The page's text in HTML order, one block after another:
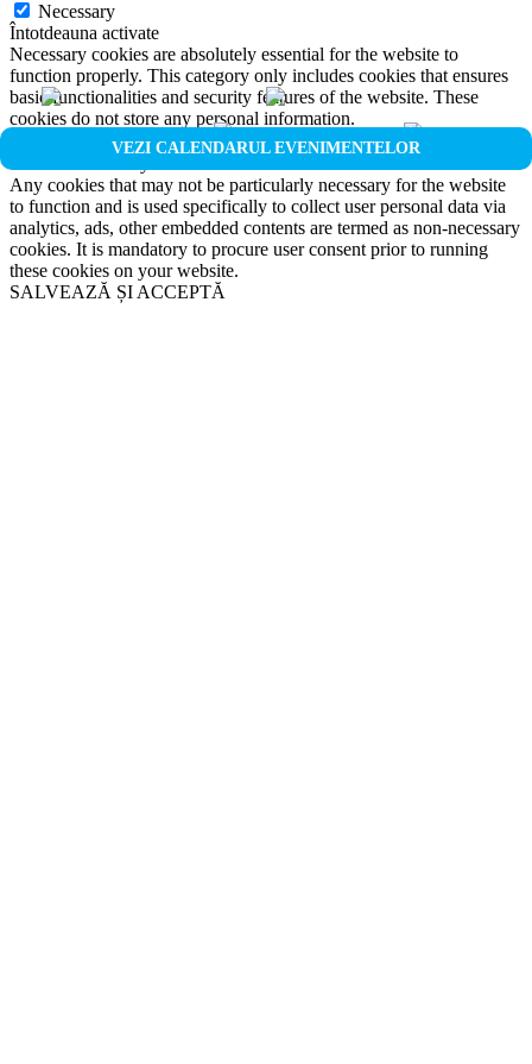
VEZI CALENDARUL EVENIMENTELOR
Necessary
Întotdeauna activate
Necessary cookies are absolutely essential for the website to
function properly. This category only includes cookies that ensures
basic functionalities and security features of the website. These
cookies do not store any personal information.
Non-necessary
Any cookies that may not be particularly necessary for the website
to function and is used specifically to collect user personal data via
analytics, ads, other embedded contents are termed as non-necessary
cookies. It is mandatory to procure user consent prior to running
these cookies on your website.
SALVEAZĂ ȘI ACCEPTĂ